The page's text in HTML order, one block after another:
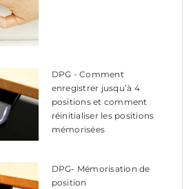
DPG - Comment
enregistrer jusqu’à 4
positions et comment
réinitialiser les positions
mémorisées
DPG- Mémorisation de
position